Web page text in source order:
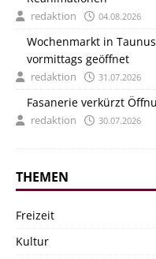
redaktion 04.08.2026
Wochenmarkt in
vormittags geöffnet
redaktion 31.07.2026
Fasanerie verkürzt
redaktion 30.07.2026
THEMEN
Freizeit
Kultur